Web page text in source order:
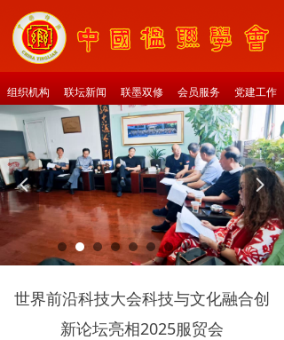
组织机构 联坛新闻 联墨双修 会员服务 党建工作
넳 넲
世界前沿科技大会科技与文化融合创
新论坛亮相2025服贸会